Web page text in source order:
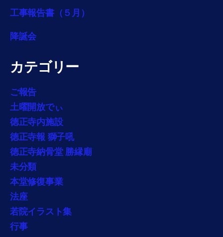
工事報告書（５月）
降誕会
カテゴリー
ご報告
土曜開放でぃ
徳正寺内施設
徳正寺報 獅子吼
徳正寺納骨堂 勝縁廟
未分類
本堂修復事業
法座
若院イラスト集
行事